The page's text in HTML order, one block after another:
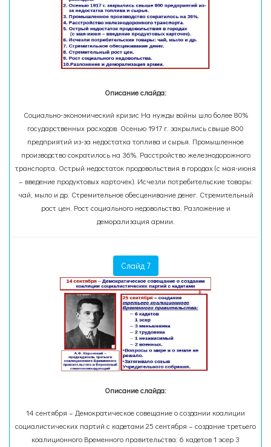
Описание слайда:
Социально-экономический кризис На нужды войны шло более 80%
государственных расходов. Осенью 1917 г. закрылись свыше 800
предприятий из-за недостатка топлива и сырья. Промышленное
производство сократилось на 36%. Расстройство железнодорожного
транспорта. Острый недостаток продовольствия в городах (с мая-июня
– введение продуктовых карточек). Исчезли потребительские товары:
чай, мыло и др. Стремительное обесценивание денег. Стремительный
рост цен. Рост социального недовольства. Разложение и
деморализация армии.
Слайд 7
Описание слайда:
14 сентября – Демократическое совещание о создании коалиции
социалистических партий с кадетами 25 сентября – создание третьего
коалиционного Временного правительства: 6 кадетов 1 эсер 3